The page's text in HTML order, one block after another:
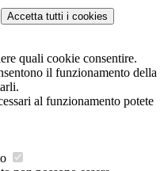
Accetta tutti i cookies
quali cookie consentire.
il funzionamento della
al funzionamento potete